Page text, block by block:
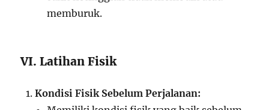
memburuk.
VI. Latihan Fisik
Kondisi Fisik Sebelum Perjalanan: